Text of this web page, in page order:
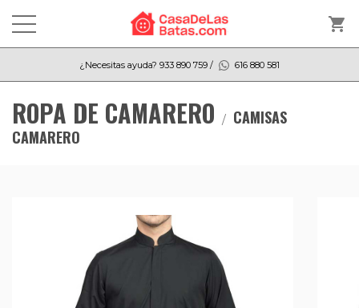
shopping_cart
¿Necesitas ayuda? 933 890 759 / 616 880 581
ROPA DE CAMARERO
CAMISAS
CAMARERO